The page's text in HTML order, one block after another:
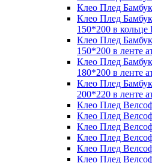
Клео Плед
Клео Плед
150*200 в
Клео Плед
150*200 в ленте
Клео Плед
180*200 в ленте
Клео Плед
200*220 в ленте
Клео Плед
Клео Плед
Клео Плед
Клео Плед
Клео Плед
Клео Плед